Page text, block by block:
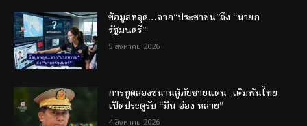
ข้อมูลหลุด…จาก“ประชาชน”ถึง “นายก
รัฐมนตรี”
5 สิงหาคม 2026
การทูตสองขนานสู้ภัยชายแดน เดิมพันไทย
เปิดประตูรับ “มิน อ่อง หล่าย”
4 สิงหาคม 2026